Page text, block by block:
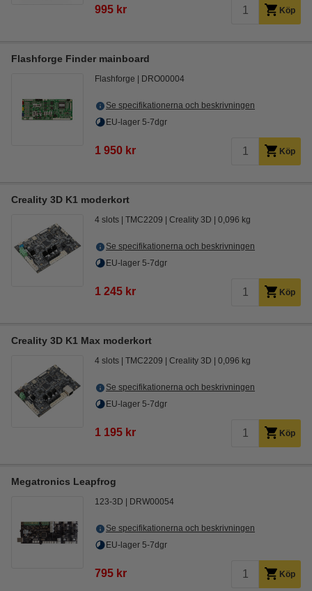
995 kr Köp
Flashforge Finder mainboard
Flashforge DRO00004
Se specifikationerna och beskrivningen
EU-lager 5-7dgr
1 950 kr Köp
Creality 3D K1 moderkort
4 slots TMC2209 Creality 3D 0,096 kg
Se specifikationerna och beskrivningen
EU-lager 5-7dgr
1 245 kr Köp
Creality 3D K1 Max moderkort
4 slots TMC2209 Creality 3D 0,096 kg
Se specifikationerna och beskrivningen
EU-lager 5-7dgr
1 195 kr Köp
Megatronics Leapfrog
123-3D DRW00054
Se specifikationerna och beskrivningen
EU-lager 5-7dgr
795 kr Köp